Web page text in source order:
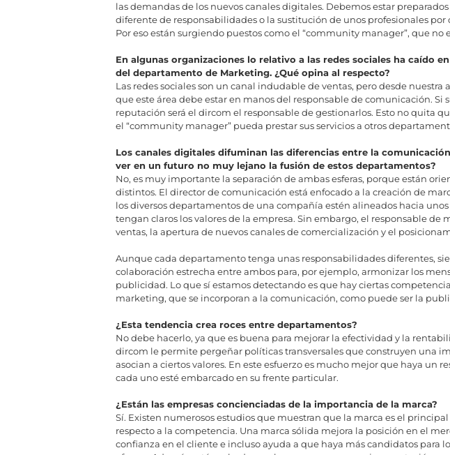
las demandas de los nuevos canales digitales. Debemos estar
diferente de responsabilidades o la sustitución de unos profesionales por
Por eso están surgiendo puestos como el “community manager”, que no
En algunas organizaciones lo relativo a las redes sociales ha caído
del departamento de Marketing. ¿Qué opina al respecto?
Las redes sociales son un canal indudable de ventas, pero desde nuestra
que este área debe estar en manos del responsable de comunicación. Si
reputación será el dircom el responsable de gestionarlos. Esto no quita
el “community manager” pueda prestar sus servicios a otros
Los canales digitales difuminan las diferencias entre la
ver en un futuro no muy lejano la fusión de estos departamentos?
No, es muy importante la separación de ambas esferas, porque están
distintos. El director de comunicación está enfocado a la creación de
los diversos departamentos de una compañía estén alineados hacia
tengan claros los valores de la empresa. Sin embargo, el responsable de
ventas, la apertura de nuevos canales de comercialización y el
Aunque cada departamento tenga unas responsabilidades diferentes,
colaboración estrecha entre ambos para, por ejemplo, armonizar los
publicidad. Lo que sí estamos detectando es que hay ciertas
marketing, que se incorporan a la comunicación, como puede ser la
¿Esta tendencia crea roces entre departamentos?
No debe hacerlo, ya que es buena para mejorar la efectividad y la
dircom le permite pergeñar políticas transversales que construyen una
asocian a ciertos valores. En este esfuerzo es mucho mejor que haya un
cada uno esté embarcado en su frente particular.
¿Están las empresas concienciadas de la importancia de la marca?
Sí. Existen numerosos estudios que muestran que la marca es el
respecto a la competencia. Una marca sólida mejora la posición en el
confianza en el cliente e incluso ayuda a que haya más candidatos para